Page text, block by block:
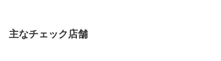
主なチェック店舗